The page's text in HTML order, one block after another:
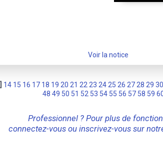
Voir la notice
14 15 16 17 18 19 20 21 22 23 24 25 26 27 28 29 30
48 49 50 51 52 53 54 55 56 57 58 59
Professionnel ? Pour plus de
connectez-vous ou inscrivez-vous sur